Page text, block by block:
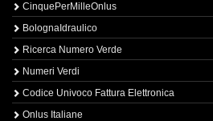
CinquePerMilleOnlus
BolognaIdraulico
Ricerca Numero Verde
Numeri Verdi
Codice Univoco Fattura Elettronica
Onlus Italiane